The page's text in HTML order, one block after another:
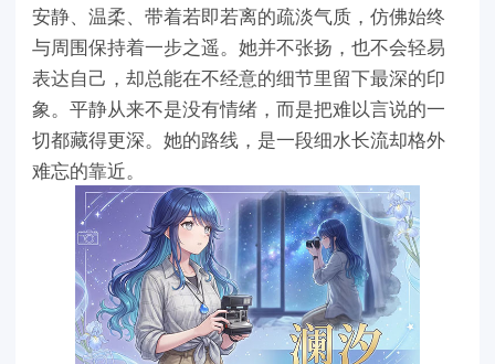
安静、温柔、带着若即若离的疏淡气质，仿佛始终
与周围保持着一步之遥。她并不张扬，也不会轻易
表达自己，却总能在不经意的细节里留下最深的印
象。平静从来不是没有情绪，而是把难以言说的一
切都藏得更深。她的路线，是一段细水长流却格外
难忘的靠近。